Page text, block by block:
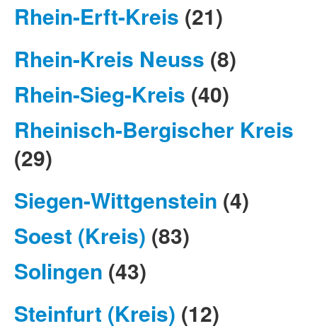
Rhein-Erft-Kreis (21)
Rhein-Kreis Neuss (8)
Rhein-Sieg-Kreis (40)
Rheinisch-Bergischer Kreis
(29)
Siegen-Wittgenstein (4)
Soest (Kreis) (83)
Solingen (43)
Steinfurt (Kreis) (12)